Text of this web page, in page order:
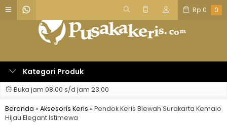
Rp 0 0
Kategori Produk
Buka jam 08.00 s/d jam 23.00
Beranda » Aksesoris Keris » Pendok Keris Blewah Surakarta Kemalo
Hijau Elegant Istimewa